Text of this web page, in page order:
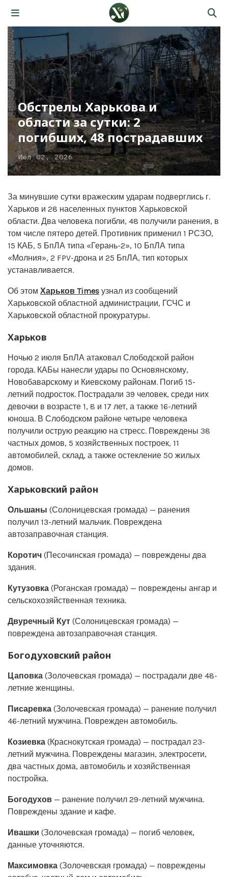
Обстрелы Харькова и
области за сутки: 2
погибших, 48 пострадавших
Июл 02, 2026
За минувшие сутки вражеским ударам подверглись г.
Харьков и 28 населенных пунктов Харьковской
области. Два человека погибли, 48 получили ранения, в
том числе пятеро детей. Противник применил 1 РСЗО,
15 КАБ, 5 БпЛА типа «Герань-2», 10 БпЛА типа
«Молния», 2 FPV-дрона и 25 БпЛА, тип которых
устанавливается.
Об этом Харьков Times узнал из сообщений
Харьковской областной администрации, ГСЧС и
Харьковской областной прокуратуры.
Харьков
Ночью 2 июля БпЛА атаковал Слободской район
города. КАБы нанесли удары по Основянскому,
Новобаварскому и Киевскому районам. Погиб 15-
летний подросток. Пострадали 39 человек, среди них
девочки в возрасте 1, 8 и 17 лет, а также 16-летний
юноша. В Слободском районе четыре человека
получили острую реакцию на стресс. Повреждены 38
частных домов, 5 хозяйственных построек, 11
автомобилей, склад, а также остекление 50 жилых
домов.
Харьковский район
Ольшаны (Солоницевская громада) — ранения
получил 13-летний мальчик. Повреждена
автозаправочная станция.
Коротич (Песочинская громада) — повреждены два
здания.
Кутузовка (Роганская громада) — повреждены ангар и
сельскохозяйственная техника.
Двуречный Кут (Солоницевская громада) —
повреждена автозаправочная станция.
Богодуховский район
Цаповка (Золочевская громада) — пострадали две 48-
летние женщины.
Писаревка (Золочевская громада) — ранение получил
46-летний мужчина. Поврежден автомобиль.
Козиевка (Краснокутская громада) — пострадал 23-
летний мужчина. Повреждены магазин, электросети,
два частных дома, автомобиль и хозяйственная
постройка.
Богодухов — ранение получил 29-летний мужчина.
Повреждены здание и кафе.
Ивашки (Золочевская громада) — погиб человек,
данные уточняются.
Максимовка (Золочевская громада) — повреждены